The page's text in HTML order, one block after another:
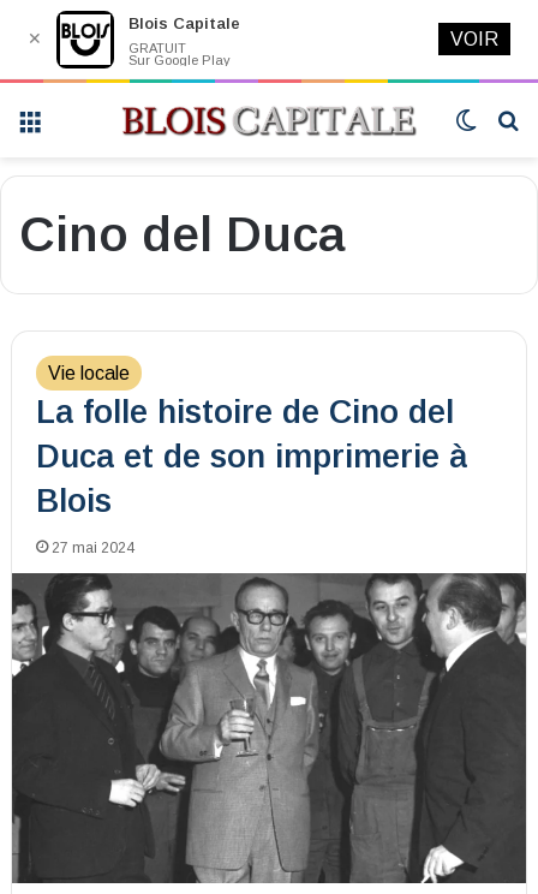
Switch
Cino del Duca
Vie locale
La folle histoire de Cino del
Duca et de son imprimerie à
Blois
27 mai 2024
✕
Blois Capitale
GRATUIT
Sur Google Play
VOIR